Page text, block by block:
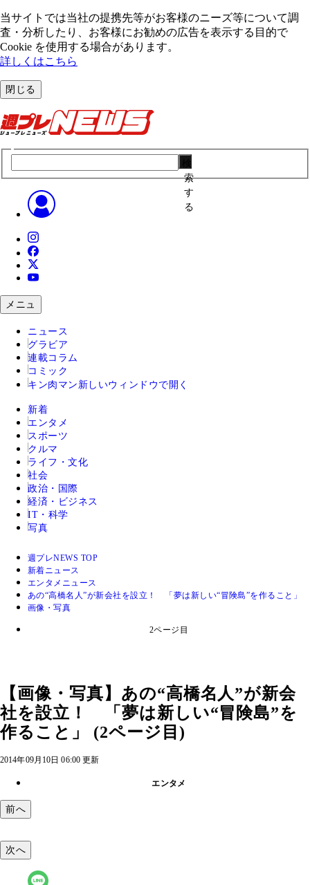
当サイトでは当社の提携先等がお客様のニーズ等について調
査・分析したり、お客様にお勧めの広告を表⽰する⽬的で
Cookie を使⽤する場合があります。
詳しくはこちら
閉じる
索
す
る
メニュ
ニュース
グラビア
連載コラム
コミック
キン肉マン 新しいウィンドウで開く
新着
エンタメ
スポーツ
クルマ
ライフ・文化
社会
政治・国際
経済・ビジネス
IT・科学
写真
週プレNEWS TOP
新着ニュース
エンタメニュース
あの“高橋名人”が新会社を設立！ 「夢は新しい“冒険島”を作ること」
画像・写真
2ページ目
【画像・写真】あの“高橋名人”が新会
社を設立！ 「夢は新しい“冒険島”を
作ること」 (2ページ目)
2014年09月10日 06:00 更新
エンタメ
前へ
次へ